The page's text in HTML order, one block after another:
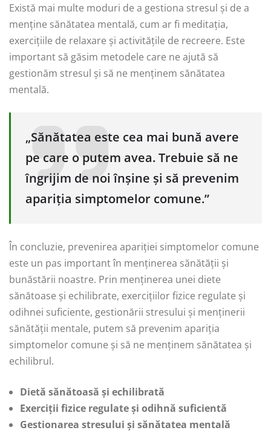
Există mai multe moduri de a gestiona stresul și de a
menține sănătatea mentală, cum ar fi meditația,
exercițiile de relaxare și activitățile de recreere. Este
important să găsim metodele care ne ajută să
gestionăm stresul și să ne menținem sănătatea
mentală.
„Sănătatea este cea mai bună avere
pe care o putem avea. Trebuie să ne
îngrijim de noi înșine și să prevenim
apariția simptomelor comune.”
În concluzie, prevenirea apariției simptomelor comune
este un pas important în menținerea sănătății și
bunăstării noastre. Prin menținerea unei diete
sănătoase și echilibrate, exercițiilor fizice regulate și
odihnei suficiente, gestionării stresului și menținerii
sănătății mentale, putem să prevenim apariția
simptomelor comune și să ne menținem sănătatea și
echilibrul.
Dietă sănătoasă și echilibrată
Exerciții fizice regulate și odihnă suficientă
Gestionarea stresului și sănătatea mentală